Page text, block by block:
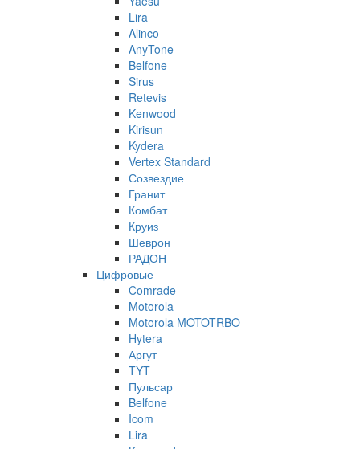
Lira
Alinco
AnyTone
Belfone
Sirus
Retevis
Kenwood
Kirisun
Kydera
Vertex Standard
Созвездие
Гранит
Комбат
Круиз
Шеврон
РАДОН
Цифровые
Comrade
Motorola
Motorola MOTOTRBO
Hytera
Аргут
TYT
Пульсар
Belfone
Icom
Lira